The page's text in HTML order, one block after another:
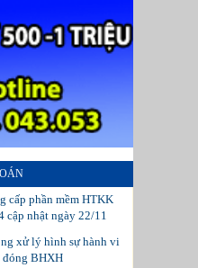
cấp phần mềm HTKK
cập nhật ngày 22/11
xử lý hình sự hành vi
đóng BHXH